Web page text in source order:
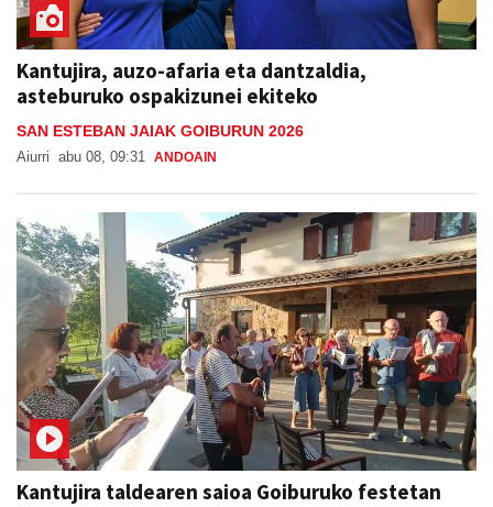
Kantujira, auzo-afaria eta dantzaldia,
asteburuko ospakizunei ekiteko
SAN ESTEBAN JAIAK GOIBURUN 2026
Aiurri abu 08, 09:31 ANDOAIN
Kantujira taldearen saioa Goiburuko festetan